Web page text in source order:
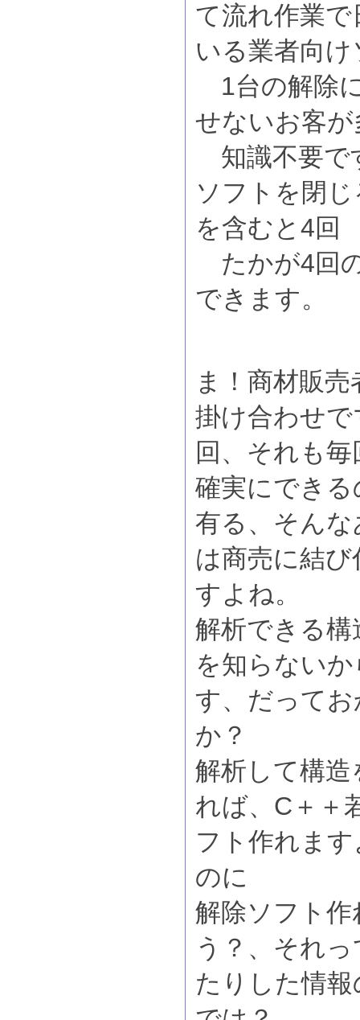
て流れ作業
いる業者向
1台の解除
せないお客
知識不要で
ソフトを閉
を含むと4回
たかが4回
できます。
ま！商材販
掛け合わせ
回、それも
確実にでき
有る、そん
は商売に結
すよね。
解析できる構
を知らない
す、だって
か？
解析して構
れば、C＋＋
フト作れま
のに
解除ソフト
う？、それ
たりした情